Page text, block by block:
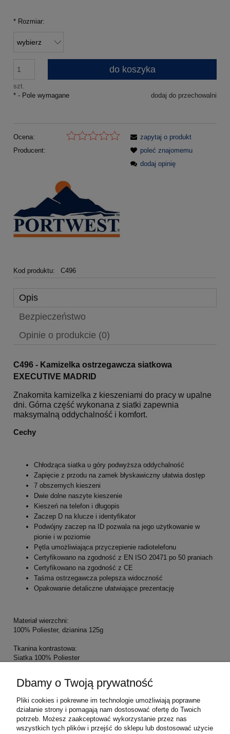
* Rozmiar:
szt.
do koszyka
dodaj do przechowalni
* - Pole wymagane
Ocena:
Producent:
Kod produktu: C496
zapytaj o produkt
poleć znajomemu
dodaj opinię
Opis
Bezpieczeństwo
Opinie o produkcie (0)
C496 - Kamizelka ostrzegawcza siatkowa
EXECUTIVE MADRID
Znakomita kamizelka z kieszeniami do pracy w upalne
dni. Górna część wykonana z siatki zapewnia
maksymalną oddychalność i komfort.
Cechy
Chłodząca siatka u góry podwyższa oddychalność
Zapięcie z przodu na zamek błyskawiczny ułatwia dostęp
7 obszernych kieszeni
Dwie dolne naszyte kieszenie
Kieszeń na telefon i długopis
Zaczep D na klucze i identyfikator
Podwójny zaczep na ID pozwala na jego użytkowanie w
pionie i w poziomie
Pętla umożliwiająca przyczepienie radiotelefonu
Certyfikowano na zgodność z EN ISO 20471 po 50 praniach
Certyfikowano na zgodność z CE
Taśma ostrzegawcza polepsza widoczność
Opakowanie detaliczne ułatwiające prezentację
Materiał wierzchni:
100% Poliester, dzianina 125g
Tkanina kontrastowa:
Siatka 100% Poliester
Normy
EN ISO 20471 Klasa 1
ANSI/ISEA 107 TYP R KLASA 2
RIS 3279 TOM Wydanie 2 (tylko pomarańczowy)
Dbamy o Twoją prywatność
Pliki cookies i pokrewne im technologie umożliwiają poprawne
działanie strony i pomagają nam dostosować ofertę do Twoich
potrzeb. Możesz zaakceptować wykorzystanie przez nas
wszystkich tych plików i przejść do sklepu lub dostosować użycie